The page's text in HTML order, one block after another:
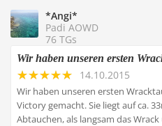
*Angi*
Padi AOWD
76 TGs
Wir haben unseren ersten
14.10.2015
Wir haben unseren ersten
Victory gemacht. Sie liegt auf ca.
Abtauchen, als langsam das